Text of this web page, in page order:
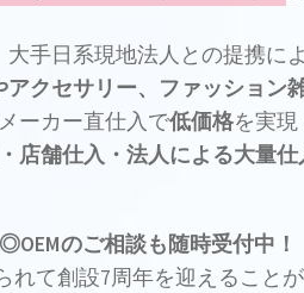
手日系現地法人との提携に
アクセサリー、ファッション
ーカー直仕入で低価格を実現
店舗仕入・法人による大量仕
◎OEMのご相談も随時受付中！
て創設7周年を迎えることが